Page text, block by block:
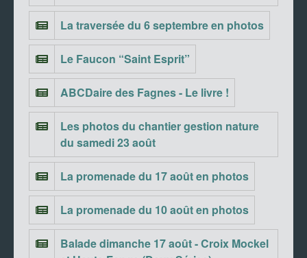
La traversée du 6 septembre en photos
Le Faucon “Saint Esprit”
ABCDaire des Fagnes - Le livre !
Les photos du chantier gestion nature
du samedi 23 août
La promenade du 17 août en photos
La promenade du 10 août en photos
Balade dimanche 17 août - Croix Mockel